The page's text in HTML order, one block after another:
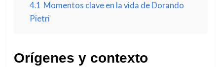
4.1 Momentos clave en la vida de Dorando
Pietri
Orígenes y contexto